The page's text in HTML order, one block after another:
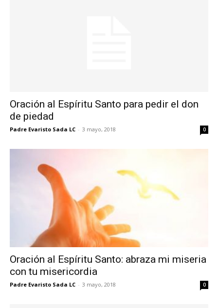
Oración al Espíritu Santo para pedir el don
de piedad
Padre Evaristo Sada LC - 3 mayo, 2018 0
Oración al Espíritu Santo: abraza mi miseria
con tu misericordia
Padre Evaristo Sada LC - 3 mayo, 2018 0